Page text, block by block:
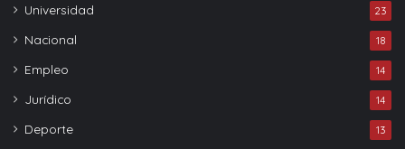
Universidad 23
Nacional 18
Empleo 14
Jurídico 14
Deporte 13